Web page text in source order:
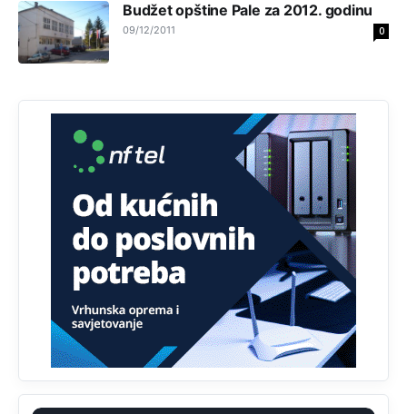
Budžet opštine Pale za 2012. godinu
09/12/2011 0
Prema zvaničnim podacima Agencije za statistiku BiH, u
Bosni i Hercegovini je 1.229.972 građana informatički
nepismeno, što čini 38,7% ukupnog stanovništva starijeg
od 10 godina
Prema podacima o informaciono-komunikacionim
tehnologijama, čak 33,4% domaćinstava u BiH uopšte
nema pristup računaru bilo koje vrste (desktop, laptop ili
Анонимно2818605 јуче 11:34
Najveći dio populacije starije od 65 godina uopšte ne
koristi internet, niti ima pristup računarima
Анонимно2818605
11:45
Uvođenje pravila da se umjesto dosadašnjeg znaka "X"
(krstića) kružić ispred kandidata mora u potpunosti
obojiti (popuniti) uvedeno je isključivo zbog tehničkih